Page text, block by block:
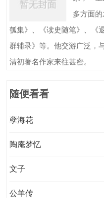
多方面
瓠集》、《读史随笔》、《
群辅录》等。他交游广泛，
清初著名作家来往甚密。
随便看看
孽海花
陶庵梦忆
文子
公羊传